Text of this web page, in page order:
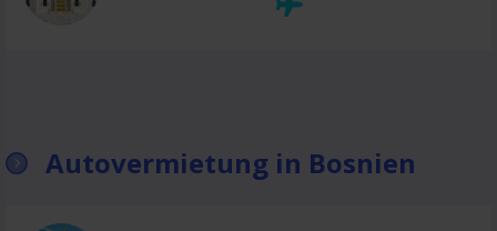
Autovermietung in Bosnien